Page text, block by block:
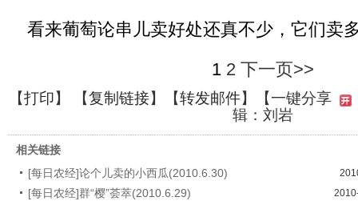
看来葡萄论串儿卖好处还真不少，它们卖
1 2 下一页>>
【打印】 【复制链接】【转发邮件】
【一键分享
辑：刘岩
相关链接
[每日农经]论个儿卖的小西瓜(2010.6.30)
[每日农经]群“樱”荟萃(2010.6.29)